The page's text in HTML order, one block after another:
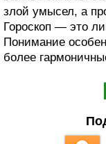
злой умысел, а
Гороскоп — это
Понимание
более